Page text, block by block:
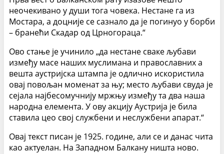
неочекивано у души тога човека. Нестане га из
Мостара, а доцније се сазнало да је погинуо у борби
– бранећи Скадар од Црногораца.“
Ово стање је учинило „да нестане сваке љубави
између масе наших муслимана и православних а
вешта аустријска штампа је одлично искористила
овај повољан моменат за њу; место љубави свуда је
сејала најбесомучнију мржњу између та два наша
народна елемента. У ову акцију Аустрија је била
ставила цео свој службени и неслужбени апарат.“
Овај текст писан је 1925. године, али се и данас чита
као актуелан. На Западном Балкану ништа ново.